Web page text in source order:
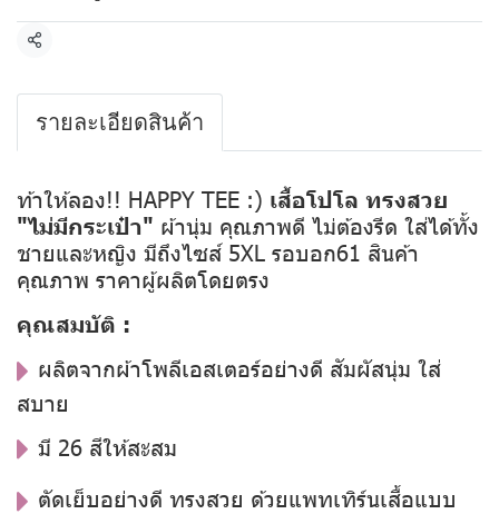
แชร์
รายละเอียดสินค้า
ท้าให้ลอง!! HAPPY TEE :) เสื้อโปโล ทรงสวย
"ไม่มีกระเป๋า" ผ้านุ่ม คุณภาพดี ไม่ต้องรีด ใส่ได้ทั้ง
ชายและหญิง มีถึงไซส์ 5XL รอบอก61 สินค้า
คุณภาพ ราคาผู้ผลิตโดยตรง
คุณสมบัติ :
ผลิตจากผ้าโพลีเอสเตอร์อย่างดี สัมผัสนุ่ม ใส่
สบาย
มี 26 สีให้สะสม
ตัดเย็บอย่างดี ทรงสวย ด้วยแพทเทิร์นเสื้อแบบ